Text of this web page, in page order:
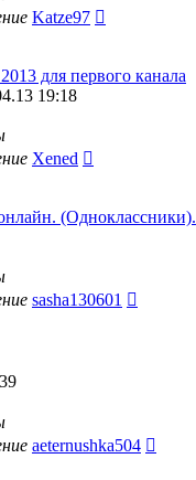
Katze97
для первого канала
19:18
Xened
(Одноклассники).
sasha130601
aeternushka504